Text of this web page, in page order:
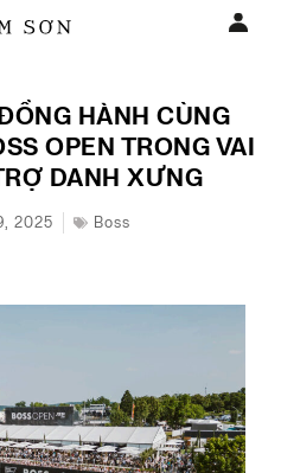
HÀNH CÙNG
OPEN TRONG VAI
DANH XƯNG
2025 Boss